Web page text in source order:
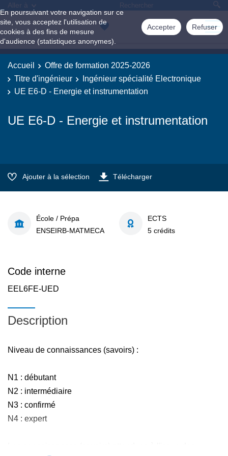
En poursuivant votre navigation sur ce
site, vous acceptez l'utilisation de
cookies à des fins de mesure
d'audience (statistiques anonymes).
Accepter Refuser
Aller à
Accueil
Offre de formation 2025-2026
Titre d'ingénieur
Ingénieur spécialité Electronique
UE E6-D - Energie et instrumentation
UE E6-D - Energie et instrumentation
Ajouter à la sélection Télécharger
École / Prépa
ENSEIRB-MATMECA
ECTS
5 crédits
Code interne
EEL6FE-UED
Description
Niveau de connaissances (savoirs) :
N1 : débutant
N2 : intermédiaire
N3 : confirmé
N4 : expert